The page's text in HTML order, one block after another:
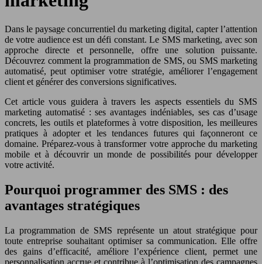
Dans le paysage concurrentiel du marketing digital, capter l’attention
de votre audience est un défi constant. Le SMS marketing, avec son
approche directe et personnelle, offre une solution puissante.
Découvrez comment la programmation de SMS, ou SMS marketing
automatisé, peut optimiser votre stratégie, améliorer l’engagement
client et générer des conversions significatives.
Cet article vous guidera à travers les aspects essentiels du SMS
marketing automatisé : ses avantages indéniables, ses cas d’usage
concrets, les outils et plateformes à votre disposition, les meilleures
pratiques à adopter et les tendances futures qui façonneront ce
domaine. Préparez-vous à transformer votre approche du marketing
mobile et à découvrir un monde de possibilités pour développer
votre activité.
Pourquoi programmer des SMS : des
avantages stratégiques
La programmation de SMS représente un atout stratégique pour
toute entreprise souhaitant optimiser sa communication. Elle offre
des gains d’efficacité, améliore l’expérience client, permet une
personnalisation accrue et contribue à l’optimisation des campagnes